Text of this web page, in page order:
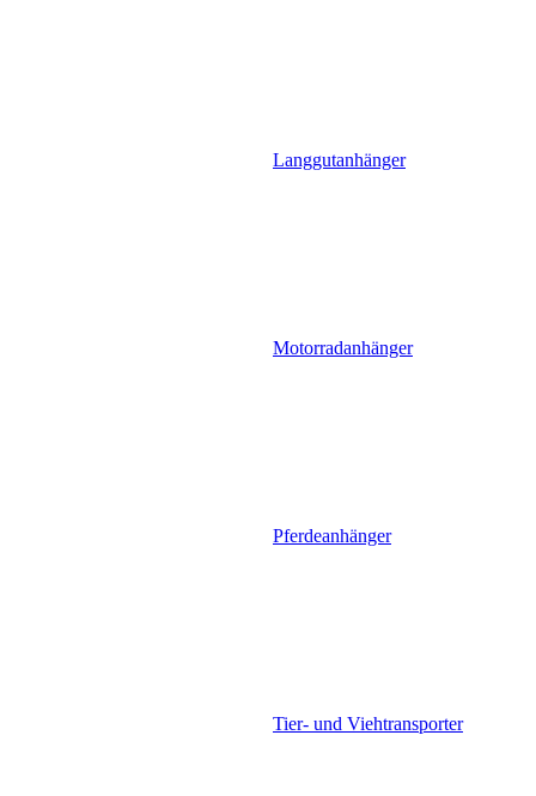
Langgutanhänger
Motorradanhänger
Pferdeanhänger
Tier- und Viehtransporter